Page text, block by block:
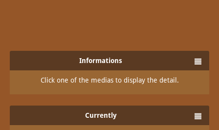
Informations
Click one of the medias to display the detail.
Currently